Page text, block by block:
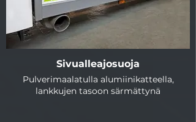
Sivualleajosuoja
Pulverimaalatulla alumiinikatteella,
lankkujen tasoon särmättynä